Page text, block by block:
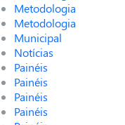
Metodologia
Metodologia
Municipal
Notícias
Painéis
Painéis
Painéis
Painéis